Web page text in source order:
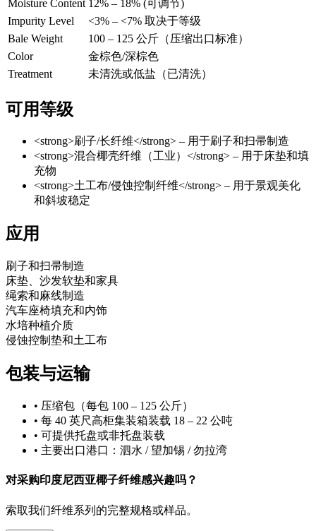
Moisture Content 12% – 18% (可调节)
Impurity Level
<3% – <7% 取决于等级
Bale Weight
100 – 125 公斤（压缩出口标准）
Color
金棕色/深棕色
Treatment
未清洗或低盐（已清洗）
可用等级
<strong>刷子/长纤维</strong> – 用于刷子和扫帚制造
<strong>混合椰壳纤维（工业）</strong> – 用于床垫和填
充物
<strong>土工布/侵蚀控制纤维</strong> – 用于景观美化
和斜坡稳定
应用
刷子和扫帚制造
床垫、沙发软垫和家具
绳索和麻线制造
汽车座椅填充和内饰
水培种植介质
侵蚀控制垫和土工布
包装与运输
• 压缩包（每包 100 – 125 公斤）
• 每 40 英尺高柜集装箱装载 18 – 22 公吨
• 可提供托盘或非托盘装载
• 主要出口港口：泗水 / 望加锡 / 勿拉湾
对采购印度尼西亚椰子纤维感兴趣吗？
索取我们纤维系列的完整规格或样品。